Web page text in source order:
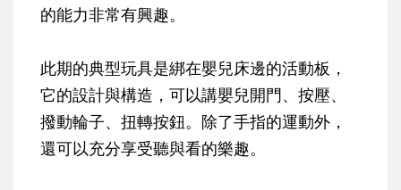
的能力非常有興趣。
此期的典型玩具是綁在嬰兒床邊的活動板，
它的設計與構造，可以講嬰兒開門、按壓、
撥動輪子、扭轉按鈕。除了手指的運動外，
還可以充分享受聽與看的樂趣。